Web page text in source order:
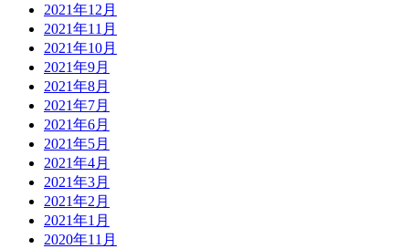
2021年12月
2021年11月
2021年10月
2021年9月
2021年8月
2021年7月
2021年6月
2021年5月
2021年4月
2021年3月
2021年2月
2021年1月
2020年11月